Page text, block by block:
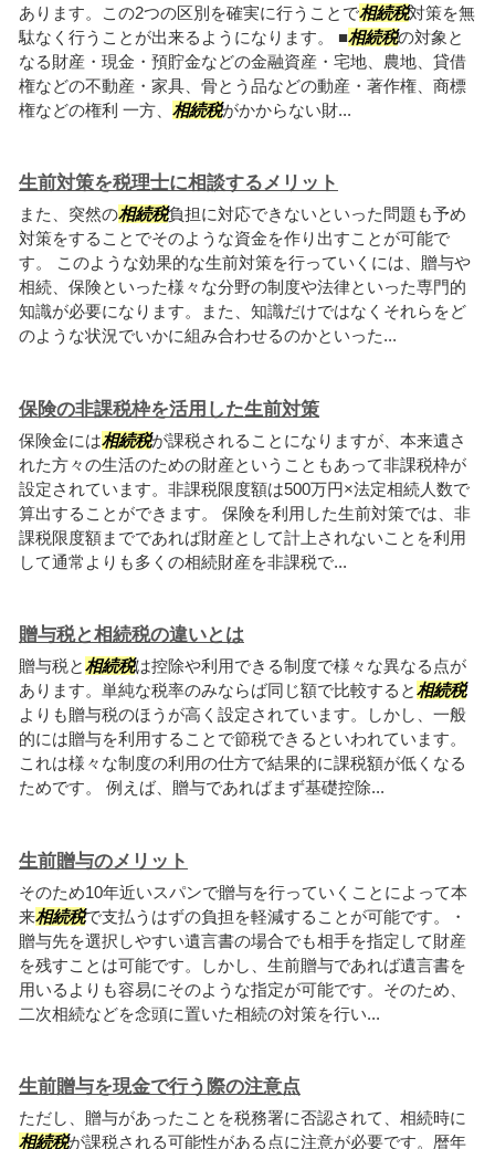
あります。この2つの区別を確実に行うことで相続税対策を無
駄なく行うことが出来るようになります。 ■相続税の対象と
なる財産・現金・預貯金などの金融資産・宅地、農地、貸借
権などの不動産・家具、骨とう品などの動産・著作権、商標
権などの権利 一方、 相続税がかからない財...
生前対策を税理士に相談するメリット
また、突然の相続税負担に対応できないといった問題も予め
対策をすることでそのような資金を作り出すことが可能で
す。 このような効果的な生前対策を行っていくには、贈与や
相続、保険といった様々な分野の制度や法律といった専門的
知識が必要になります。また、知識だけではなくそれらをど
のような状況でいかに組み合わせるのかといった...
保険の非課税枠を活用した生前対策
保険金には相続税が課税されることになりますが、本来遺さ
れた方々の生活のための財産ということもあって非課税枠が
設定されています。非課税限度額は500万円×法定相続人数で
算出することができます。 保険を利用した生前対策では、非
課税限度額までであれば財産として計上されないことを利用
して通常よりも多くの相続財産を非課税で...
贈与税と相続税の違いとは
贈与税と相続税は控除や利用できる制度で様々な異なる点が
あります。単純な税率のみならば同じ額で比較すると相続税
よりも贈与税のほうが高く設定されています。しかし、一般
的には贈与を利用することで節税できるといわれています。
これは様々な制度の利用の仕方で結果的に課税額が低くなる
ためです。 例えば、贈与であればまず基礎控除...
生前贈与のメリット
そのため10年近いスパンで贈与を行っていくことによって本
来相続税で支払うはずの負担を軽減することが可能です。・
贈与先を選択しやすい遺言書の場合でも相手を指定して財産
を残すことは可能です。しかし、生前贈与であれば遺言書を
用いるよりも容易にそのような指定が可能です。そのため、
二次相続などを念頭に置いた相続の対策を行い...
生前贈与を現金で行う際の注意点
ただし、贈与があったことを税務署に否認されて、相続時に
相続税が課税される可能性がある点に注意が必要です。暦年